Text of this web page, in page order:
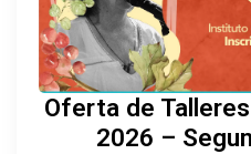
Oferta de
2026 –